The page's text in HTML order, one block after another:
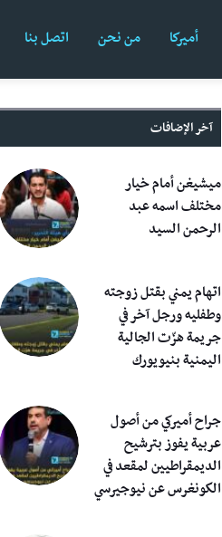
أميركا من نحن اتصل بنا
آخر الإضافات
ميشيغن أمام خيار
مختلف اسمه عبد
الرحمن السيد
اتهام يمني بقتل زوجته
وطفليه ورجل آخر في
جريمة هزّت الجالية
اليمنية بنيويورك
جراح أميركي من أصول
عربية يفوز بترشيح
الديمقراطيين لمقعد في
الكونغرس عن نيوجيرسي